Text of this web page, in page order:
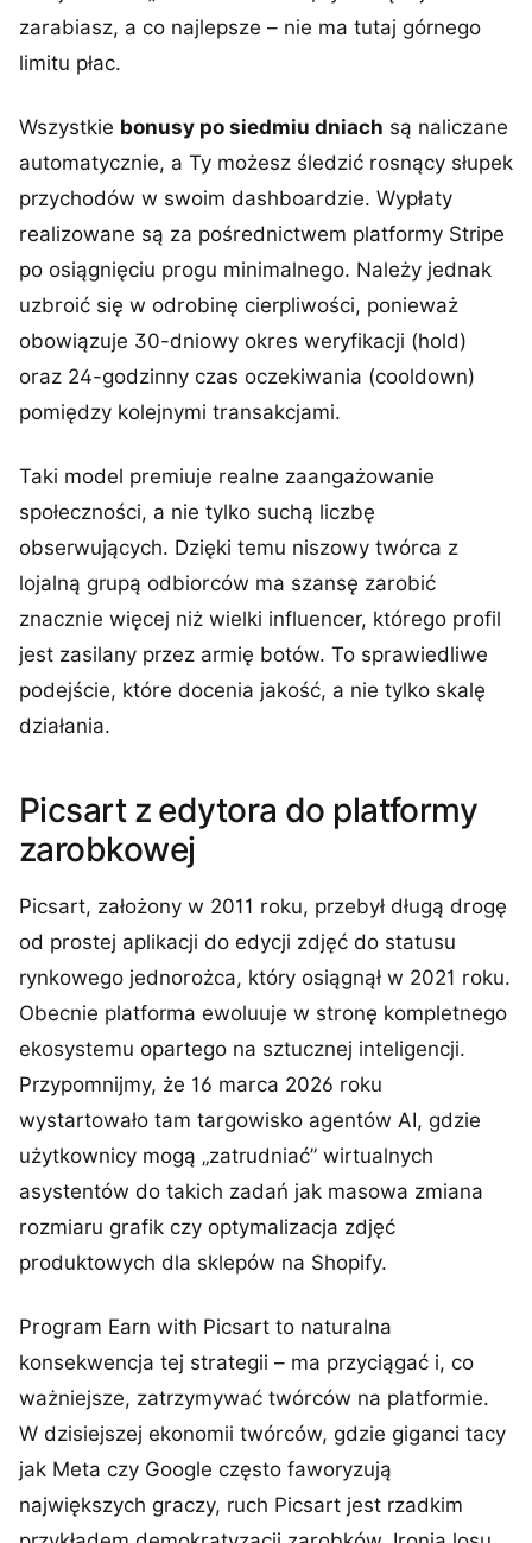
zarabiasz, a co najlepsze – nie ma tutaj górnego
limitu płac.
Wszystkie bonusy po siedmiu dniach są naliczane
automatycznie, a Ty możesz śledzić rosnący słupek
przychodów w swoim dashboardzie. Wypłaty
realizowane są za pośrednictwem platformy Stripe
po osiągnięciu progu minimalnego. Należy jednak
uzbroić się w odrobinę cierpliwości, ponieważ
obowiązuje 30-dniowy okres weryfikacji (hold)
oraz 24-godzinny czas oczekiwania (cooldown)
pomiędzy kolejnymi transakcjami.
Taki model premiuje realne zaangażowanie
społeczności, a nie tylko suchą liczbę
obserwujących. Dzięki temu niszowy twórca z
lojalną grupą odbiorców ma szansę zarobić
znacznie więcej niż wielki influencer, którego profil
jest zasilany przez armię botów. To sprawiedliwe
podejście, które docenia jakość, a nie tylko skalę
działania.
Picsart z edytora do platformy
zarobkowej
Picsart, założony w 2011 roku, przebył długą drogę
od prostej aplikacji do edycji zdjęć do statusu
rynkowego jednorożca, który osiągnął w 2021 roku.
Obecnie platforma ewoluuje w stronę kompletnego
ekosystemu opartego na sztucznej inteligencji.
Przypomnijmy, że 16 marca 2026 roku
wystartowało tam targowisko agentów AI, gdzie
użytkownicy mogą „zatrudniać” wirtualnych
asystentów do takich zadań jak masowa zmiana
rozmiaru grafik czy optymalizacja zdjęć
produktowych dla sklepów na Shopify.
Program Earn with Picsart to naturalna
konsekwencja tej strategii – ma przyciągać i, co
ważniejsze, zatrzymywać twórców na platformie.
W dzisiejszej ekonomii twórców, gdzie giganci tacy
jak Meta czy Google często faworyzują
największych graczy, ruch Picsart jest rzadkim